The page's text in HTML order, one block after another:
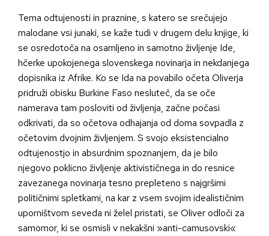
Tema odtujenosti in praznine, s katero se srečujejo
malodane vsi junaki, se kaže tudi v drugem delu knjige, ki
se osredotoča na osamljeno in samotno življenje Ide,
hčerke upokojenega slovenskega novinarja in nekdanjega
dopisnika iz Afrike. Ko se Ida na povabilo očeta Oliverja
pridruži obisku Burkine Faso nesluteč, da se oče
namerava tam posloviti od življenja, začne počasi
odkrivati, da so očetova odhajanja od doma sovpadla z
očetovim dvojnim življenjem. S svojo eksistencialno
odtujenostjo in absurdnim spoznanjem, da je bilo
njegovo poklicno življenje aktivističnega in do resnice
zavezanega novinarja tesno prepleteno s najgršimi
političnimi spletkami, na kar z vsem svojim idealističnim
uporništvom seveda ni želel pristati, se Oliver odloči za
samomor, ki se osmisli v nekakšni »anti-camusovski«